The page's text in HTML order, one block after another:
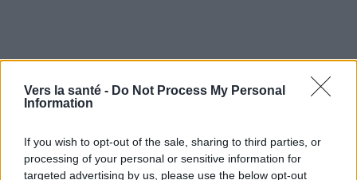
Vers la santé - Do Not Process My Personal
Information
If you wish to opt-out of the sale, sharing to third parties, or
processing of your personal or sensitive information for
targeted advertising by us, please use the below opt-out